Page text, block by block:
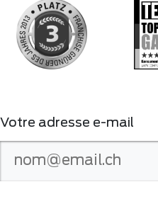
Votre adresse e-mail